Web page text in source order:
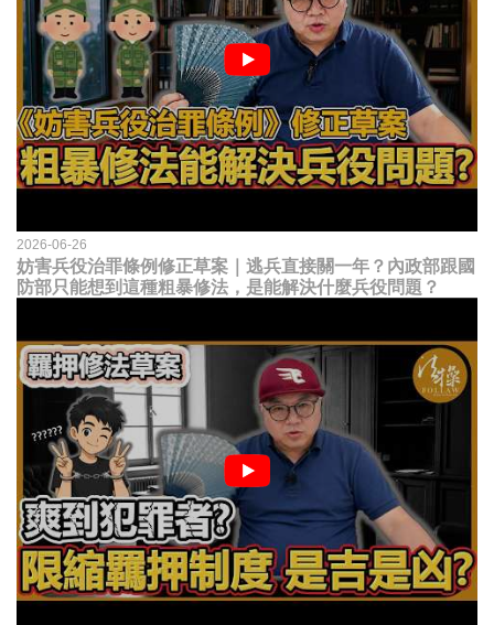
2026-06-26
妨害兵役治罪條例修正草案｜逃兵直接關一年？內政部跟國
防部只能想到這種粗暴修法，是能解決什麼兵役問題？